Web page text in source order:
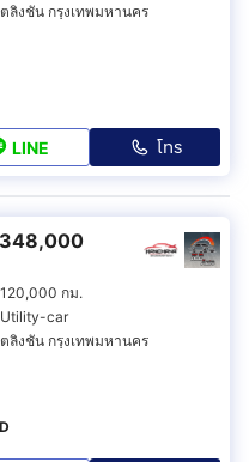
ตลิ่งชัน กรุงเทพมหานคร
LINE โทร
348,000
120,000 กม.
Utility-car
ตลิ่งชัน กรุงเทพมหานคร